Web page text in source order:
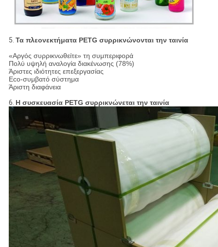
5. Τα πλεονεκτήματα PETG συρρικνώνονται την ταινία
«Αργός συρρικνωθείτε» τη συμπεριφορά
Πολύ υψηλή αναλογία διακένωσης (78%)
Άριστες ιδιότητες επεξεργασίας
Eco-συμβατό σύστημα
Άριστη διαφάνεια
6. Η συσκευασία PETG συρρικνώνεται την ταινία